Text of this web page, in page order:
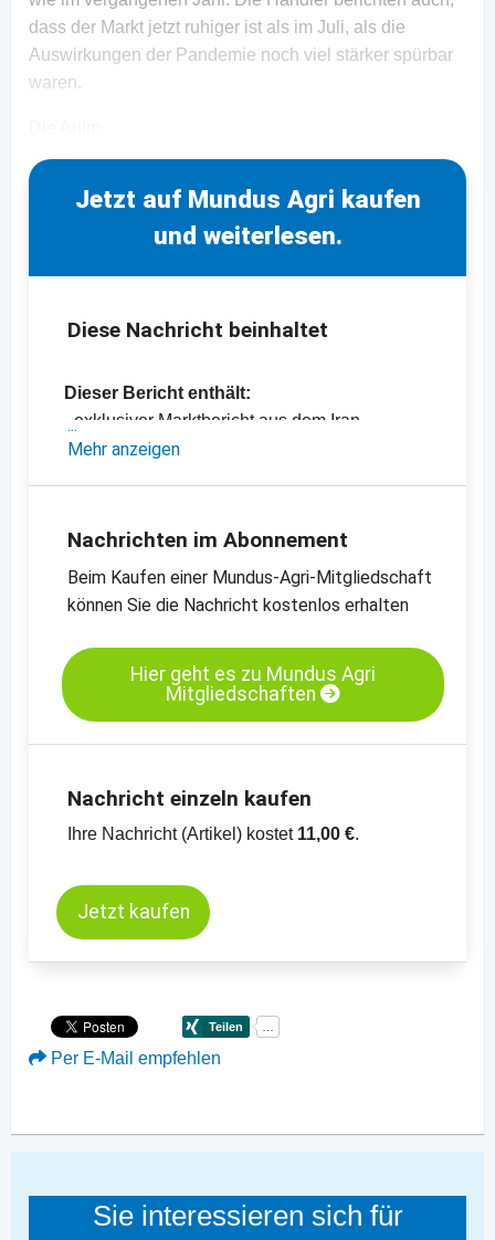
dass der Markt jetzt ruhiger ist als im Juli, als die
Auswirkungen der Pandemie noch viel stärker spürbar
waren.
Jetzt auf Mundus Agri kaufen
und weiterlesen.
Diese Nachricht beinhaltet
Dieser Bericht enthält:
- exklusiver Marktbericht aus dem Iran
- aktuelle Preise aus dem Iran
Mehr anzeigen
Nachrichten im Abonnement
Beim Kaufen einer Mundus-Agri-Mitgliedschaft
können Sie die Nachricht kostenlos erhalten
Hier geht es zu Mundus Agri
Mitgliedschaften
Nachricht einzeln kaufen
Ihre Nachricht (Artikel) kostet 11,00 €.
Jetzt kaufen
Per E-Mail empfehlen
Sie interessieren sich für